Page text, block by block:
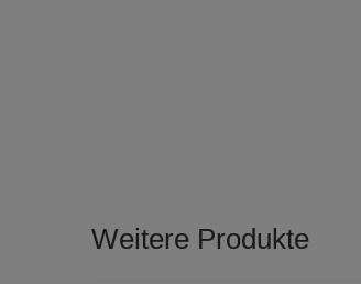
Weitere Produkte